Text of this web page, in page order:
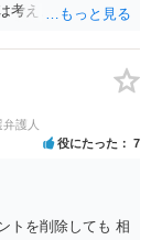
考えません。 少年
護人
役にたった 7
トを削除しても 相